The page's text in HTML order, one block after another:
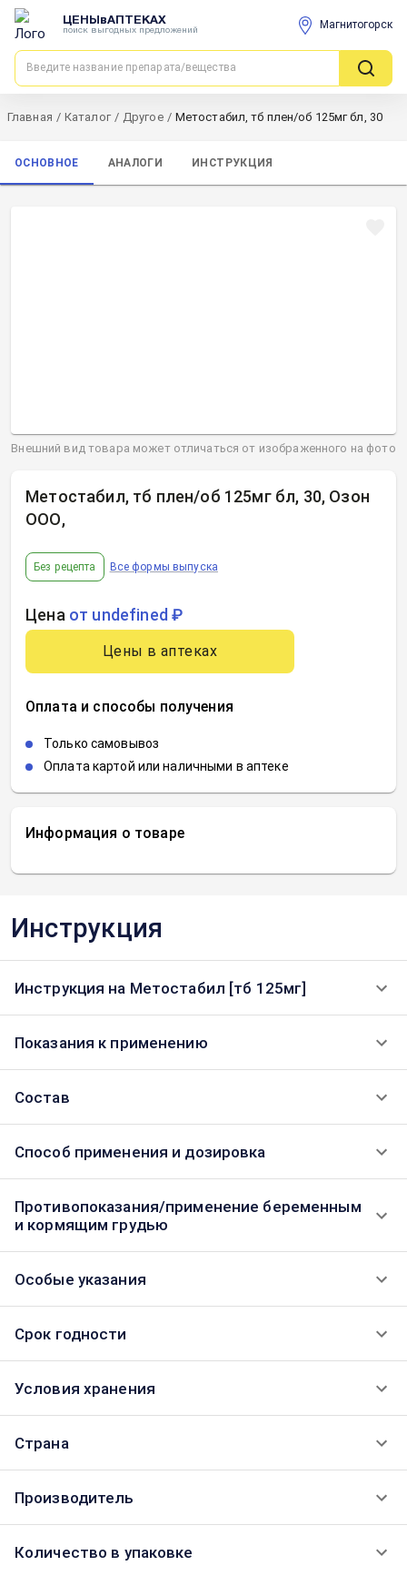
ЦЕНЫвАПТЕКАХ
поиск выгодных предложений Магнитогорск
Главная / Каталог / Другое / Метостабил, тб плен/об 125мг бл, 30
ОСНОВНОЕ АНАЛОГИ ИНСТРУКЦИЯ
Информация о товаре
Метостабил, тб плен/об 125мг бл, 30, Озон
ООО,
Без рецепта Все формы выпуска
Цена от undefined ₽
Цены в аптеках
Оплата и способы получения
Только самовывоз
Оплата картой или наличными в аптеке
Внешний вид товара может отличаться от изображенного на фото
Инструкция
Инструкция на Метостабил [тб 125мг]
Показания к применению
Состав
Способ применения и дозировка
Противопоказания/применение беременным
и кормящим грудью
Особые указания
Срок годности
Условия хранения
Страна
Производитель
Количество в упаковке